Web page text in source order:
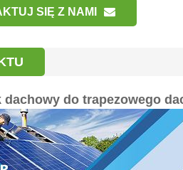
SIĘ Z NAMI
do trapezowego